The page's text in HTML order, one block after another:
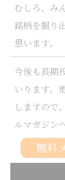
むしろ、み
銘柄を掘り
思います。
今後も長期
いります。
しますので
ルマガジン
無料